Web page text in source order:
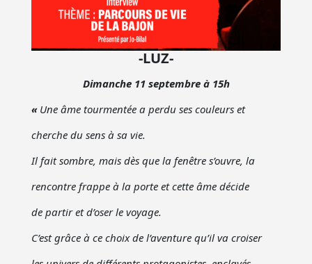
-LUZ-
Dimanche 11 septembre à 15h
« Une âme tourmentée a perdu ses couleurs et
cherche du sens à sa vie.
Il fait sombre, mais dès que la fenêtre s’ouvre, la
rencontre frappe à la porte et cette âme décide
de partir et d’oser le voyage.
C’est grâce à ce choix de l’aventure qu’il va croiser